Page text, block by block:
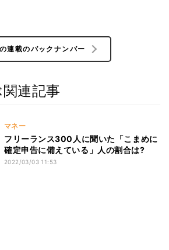
連載のバックナンバー
連記事
マネー
フリーランス300人に聞いた「こまめに
確定申告に備えている」人の割合は?
2022/03/03 11:53